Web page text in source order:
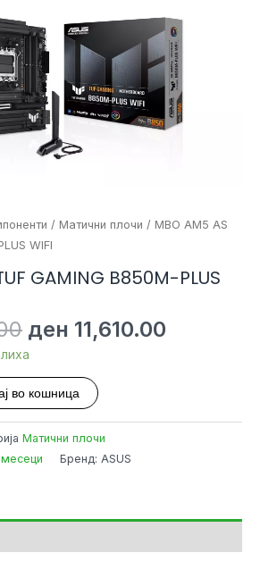
/ Матични плочи / MBO AM5 AS
WIFI
GAMING B850M-PLUS
Original
price
ден 12,290.00.
ден 11,610.00
во кошница
Матични плочи
месеци Бренд: ASUS